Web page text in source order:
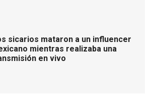
sicarios mataron a un influencer
mientras realizaba una
en vivo